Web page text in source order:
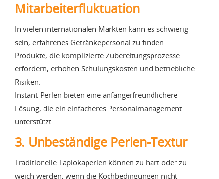
Mitarbeiterfluktuation
In vielen internationalen Märkten kann es schwierig
sein, erfahrenes Getränkepersonal zu finden.
Produkte, die komplizierte Zubereitungsprozesse
erfordern, erhöhen Schulungskosten und betriebliche
Risiken.
Instant-Perlen bieten eine anfängerfreundlichere
Lösung, die ein einfacheres Personalmanagement
unterstützt.
3. Unbeständige Perlen-Textur
Traditionelle Tapiokaperlen können zu hart oder zu
weich werden, wenn die Kochbedingungen nicht